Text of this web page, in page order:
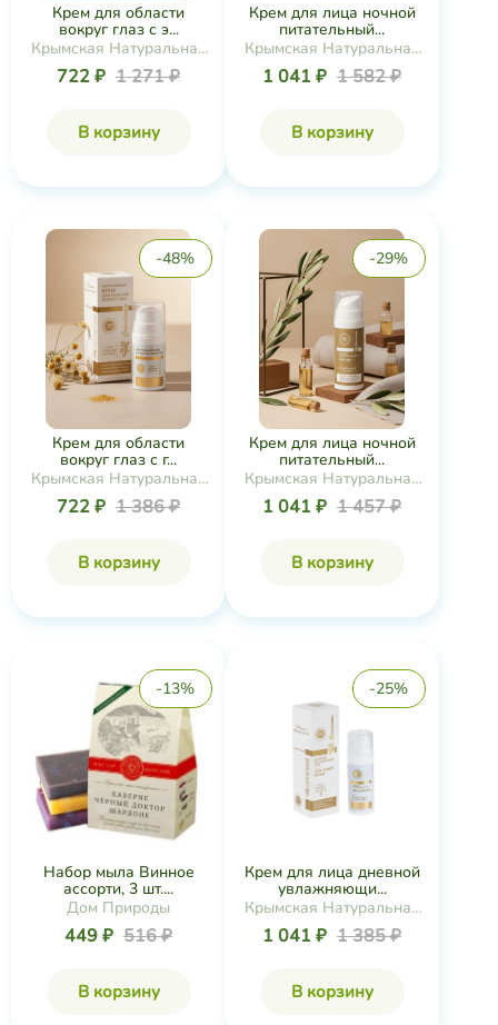
Крем для области
вокруг глаз с э...
Крымская Натуральная
Коллекция
722 ₽ 1 271 ₽
В корзину
Крем для лица ночной
питательный...
Крымская Натуральная
Коллекция
1 041 ₽ 1 582 ₽
В корзину
-48%
Крем для области
вокруг глаз с г...
Крымская Натуральная
Коллекция
722 ₽ 1 386 ₽
В корзину
-29%
Крем для лица ночной
питательный...
Крымская Натуральная
Коллекция
1 041 ₽ 1 457 ₽
В корзину
-13%
Набор мыла Винное
ассорти, 3 шт....
Дом Природы
449 ₽ 516 ₽
В корзину
-25%
Крем для лица дневной
увлажняющи...
Крымская Натуральная
Коллекция
1 041 ₽ 1 385 ₽
В корзину